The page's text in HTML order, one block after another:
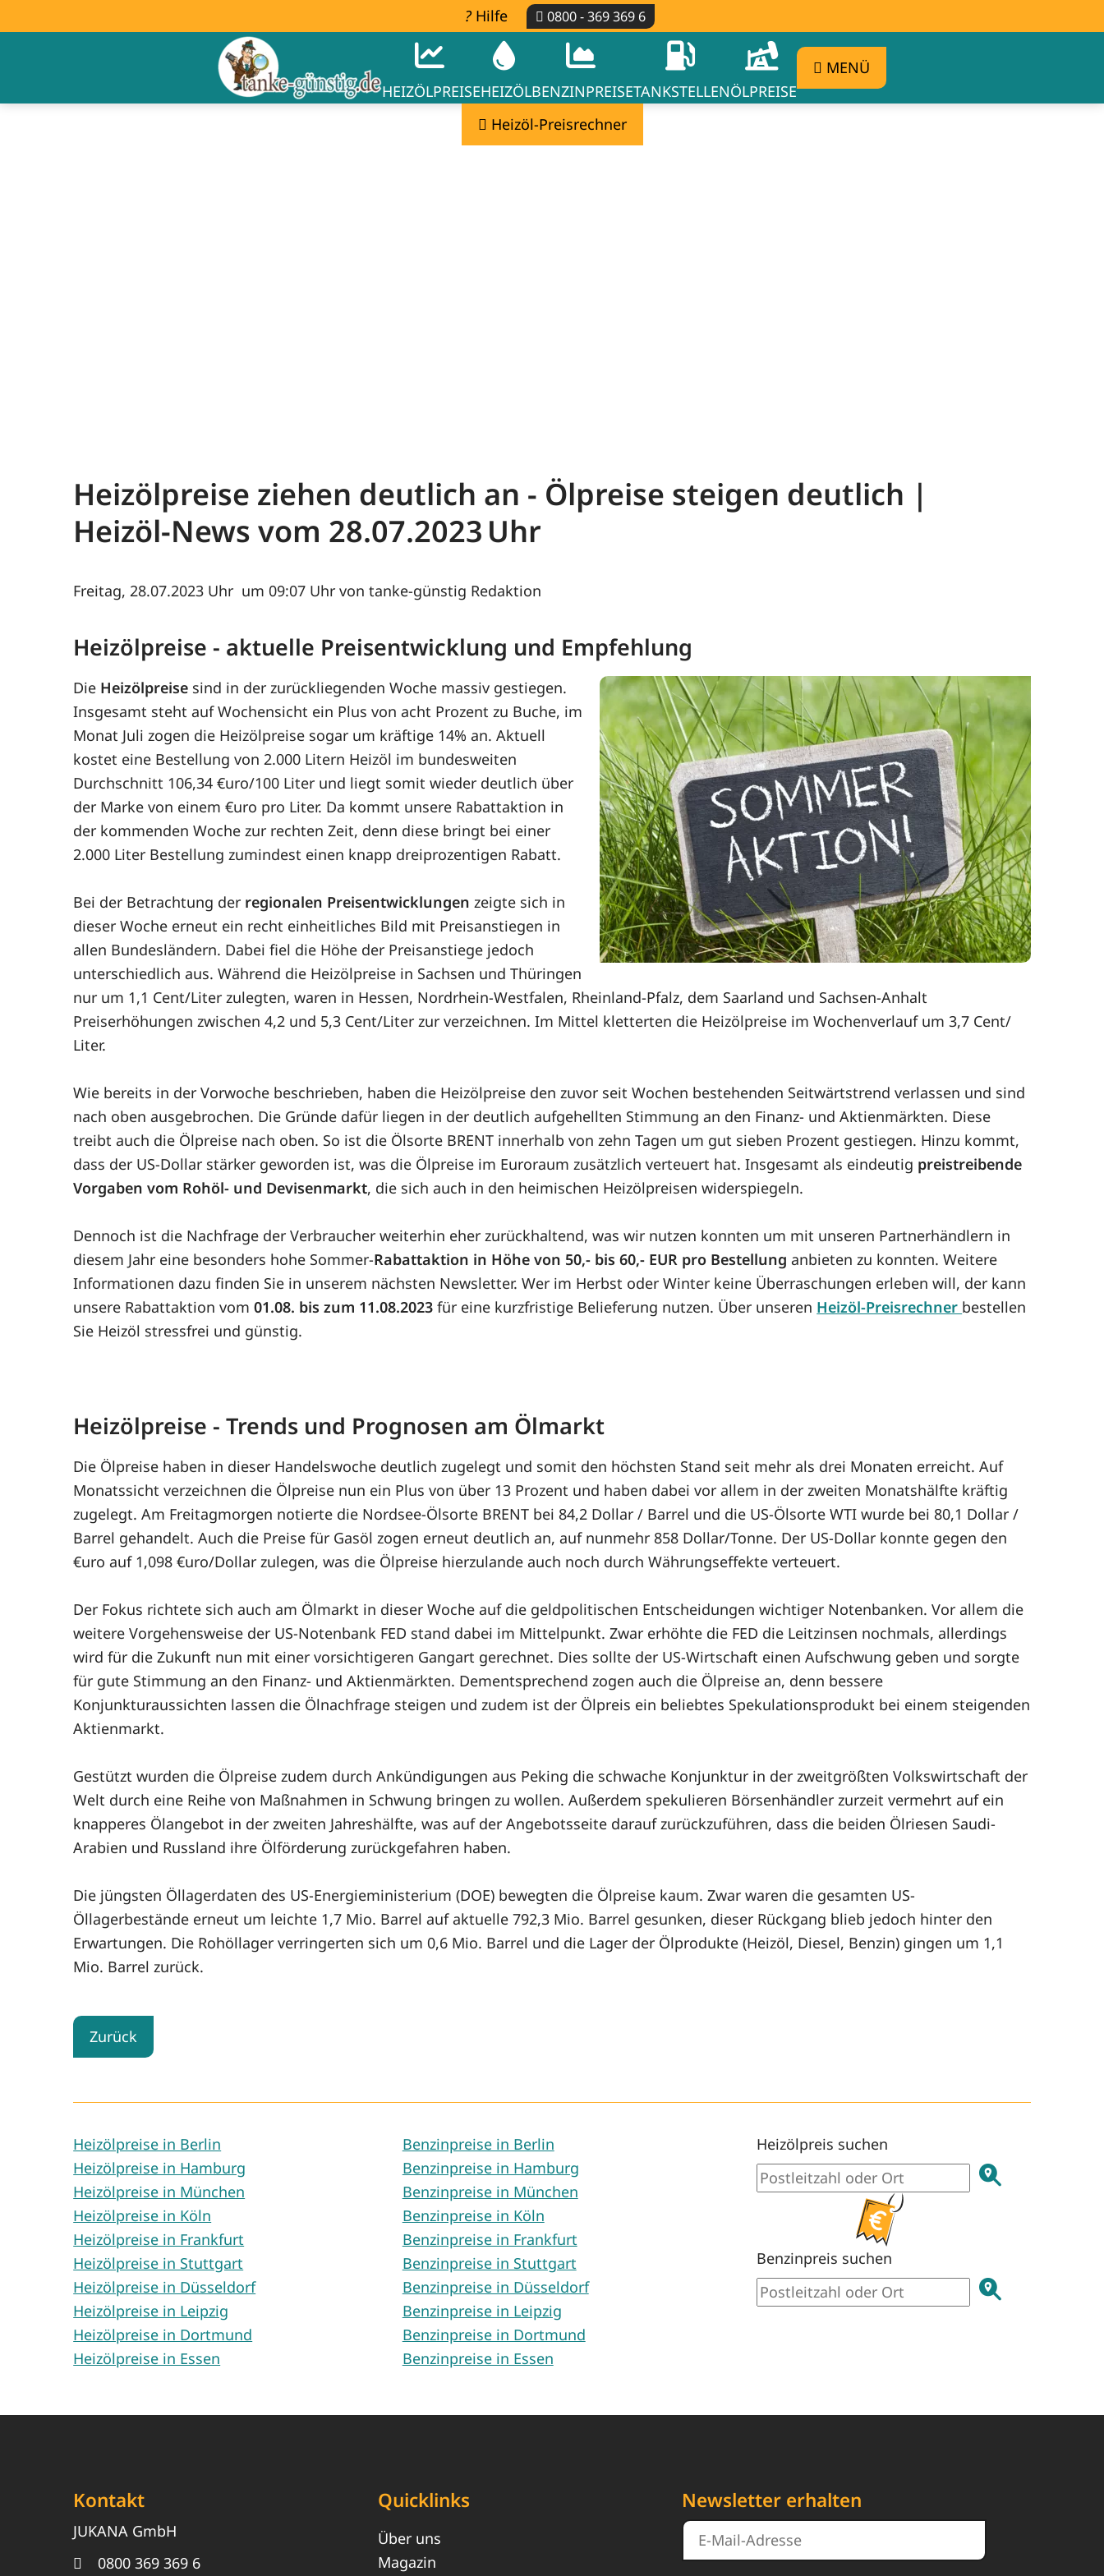
Hilfe 0800 - 369 369 6
HEIZÖLPREISEHEIZÖLBENZINPREISETANKSTELLENÖLPREISE
MENÜ
Heizöl-Preisrechner
Heizölpreise ziehen deutlich an - Ölpreise steigen deutlich |
Heizöl-News vom 28.07.2023
Freitag, 28.07.2023 um 09:07 Uhr von tanke-günstig Redaktion
Heizölpreise - aktuelle Preisentwicklung und Empfehlung
Die Heizölpreise sind in der zurückliegenden Woche massiv gestiegen.
Insgesamt steht auf Wochensicht ein Plus von acht Prozent zu Buche, im
Monat Juli zogen die Heizölpreise sogar um kräftige 14% an. Aktuell
kostet eine Bestellung von 2.000 Litern Heizöl im bundesweiten
Durchschnitt 106,34 €uro/100 Liter und liegt somit wieder deutlich über
der Marke von einem €uro pro Liter. Da kommt unsere Rabattaktion in
der kommenden Woche zur rechten Zeit, denn diese bringt bei einer
2.000 Liter Bestellung zumindest einen knapp dreiprozentigen Rabatt.
Bei der Betrachtung der regionalen Preisentwicklungen zeigte sich in
dieser Woche erneut ein recht einheitliches Bild mit Preisanstiegen in
allen Bundesländern. Dabei fiel die Höhe der Preisanstiege jedoch
unterschiedlich aus. Während die Heizölpreise in Sachsen und Thüringen
nur um 1,1 Cent/Liter zulegten, waren in Hessen, Nordrhein-Westfalen, Rheinland-Pfalz, dem Saarland und Sachsen-Anhalt
Preiserhöhungen zwischen 4,2 und 5,3 Cent/Liter zur verzeichnen. Im Mittel kletterten die Heizölpreise im Wochenverlauf um 3,7 Cent/
Liter.
Wie bereits in der Vorwoche beschrieben, haben die Heizölpreise den zuvor seit Wochen bestehenden Seitwärtstrend verlassen und sind
nach oben ausgebrochen. Die Gründe dafür liegen in der deutlich aufgehellten Stimmung an den Finanz- und Aktienmärkten. Diese
treibt auch die Ölpreise nach oben. So ist die Ölsorte BRENT innerhalb von zehn Tagen um gut sieben Prozent gestiegen. Hinzu kommt,
dass der US-Dollar stärker geworden ist, was die Ölpreise im Euroraum zusätzlich verteuert hat. Insgesamt als eindeutig preistreibende
Vorgaben vom Rohöl- und Devisenmarkt, die sich auch in den heimischen Heizölpreisen widerspiegeln.
Dennoch ist die Nachfrage der Verbraucher weiterhin eher zurückhaltend, was wir nutzen konnten um mit unseren Partnerhändlern in
diesem Jahr eine besonders hohe Sommer-Rabattaktion in Höhe von 50,- bis 60,- EUR pro Bestellung anbieten zu konnten. Weitere
Informationen dazu finden Sie in unserem nächsten Newsletter. Wer im Herbst oder Winter keine Überraschungen erleben will, der kann
unsere Rabattaktion vom01.08. bis zum 11.08.2023 für eine kurzfristige Belieferung nutzen. Über unseren Heizöl-Preisrechner bestellen
Sie Heizöl stressfrei und günstig.
Heizölpreise - Trends und Prognosen am Ölmarkt
Die Ölpreise haben in dieser Handelswoche deutlich zugelegt und somit den höchsten Stand seit mehr als drei Monaten erreicht. Auf
Monatssicht verzeichnen die Ölpreise nun ein Plus von über 13 Prozent und haben dabei vor allem in der zweiten Monatshälfte kräftig
zugelegt. Am Freitagmorgen notierte die Nordsee-Ölsorte BRENT bei 84,2 Dollar / Barrel und die US-Ölsorte WTI wurde bei 80,1 Dollar /
Barrel gehandelt. Auch die Preise für Gasöl zogen erneut deutlich an, auf nunmehr 858 Dollar/Tonne. Der US-Dollar konnte gegen den
€uro auf 1,098 €uro/Dollar zulegen, was die Ölpreise hierzulande auch noch durch Währungseffekte verteuert.
Der Fokus richtete sich auch am Ölmarkt in dieser Woche auf die geldpolitischen Entscheidungen wichtiger Notenbanken. Vor allem die
weitere Vorgehensweise der US-Notenbank FED stand dabei im Mittelpunkt. Zwar erhöhte die FED die Leitzinsen nochmals, allerdings
wird für die Zukunft nun mit einer vorsichtigeren Gangart gerechnet. Dies sollte der US-Wirtschaft einen Aufschwung geben und sorgte
für gute Stimmung an den Finanz- und Aktienmärkten. Dementsprechend zogen auch die Ölpreise an, denn bessere
Konjunkturaussichten lassen die Ölnachfrage steigen und zudem ist der Ölpreis ein beliebtes Spekulationsprodukt bei einem steigenden
Aktienmarkt.
Gestützt wurden die Ölpreise zudem durch Ankündigungen aus Peking die schwache Konjunktur in der zweitgrößten Volkswirtschaft der
Welt durch eine Reihe von Maßnahmen in Schwung bringen zu wollen. Außerdem spekulieren Börsenhändler zurzeit vermehrt auf ein
knapperes Ölangebot in der zweiten Jahreshälfte, was auf der Angebotsseite darauf zurückzuführen, dass die beiden Ölriesen Saudi-
Arabien und Russland ihre Ölförderung zurückgefahren haben.
Die jüngsten Öllagerdaten des US-Energieministerium (DOE) bewegten die Ölpreise kaum. Zwar waren die gesamten US-
Öllagerbestände erneut um leichte 1,7 Mio. Barrel auf aktuelle 792,3 Mio. Barrel gesunken, dieser Rückgang blieb jedoch hinter den
Erwartungen. Die Rohöllager verringerten sich um 0,6 Mio. Barrel und die Lager der Ölprodukte (Heizöl, Diesel, Benzin) gingen um 1,1
Mio. Barrel zurück.
Zurück
Heizölpreise in Berlin
Heizölpreise in Hamburg
Heizölpreise in München
Heizölpreise in Köln
Heizölpreise in Frankfurt
Heizölpreise in Stuttgart
Heizölpreise in Düsseldorf
Heizölpreise in Leipzig
Heizölpreise in Dortmund
Heizölpreise in Essen
Benzinpreise in Berlin
Benzinpreise in Hamburg
Benzinpreise in München
Benzinpreise in Köln
Benzinpreise in Frankfurt
Benzinpreise in Stuttgart
Benzinpreise in Düsseldorf
Benzinpreise in Leipzig
Benzinpreise in Dortmund
Benzinpreise in Essen
Heizölpreis suchen
Benzinpreis suchen
Kontakt
JUKANA GmbH
0800 369 369 6
Quicklinks
Über uns
Magazin
Newsletter erhalten